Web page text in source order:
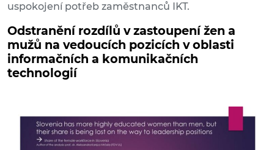
uspokojení potřeb zaměstnanců IKT.
Odstranění rozdílů v zastoupení žen a
mužů na vedoucích pozicích v oblasti
informačních a komunikačních
technologií